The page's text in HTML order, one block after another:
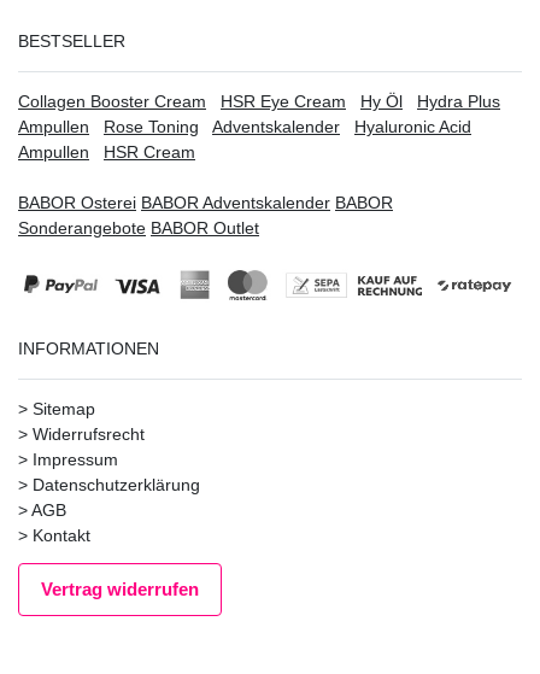
BESTSELLER
Collagen Booster Cream HSR Eye Cream Hy Öl
Hydra Plus
Ampullen
Rose Toning Adventskalender
Hyaluronic Acid
Ampullen
HSR Cream
BABOR Osterei BABOR Adventskalender BABOR
Sonderangebote BABOR Outlet
INFORMATIONEN
> Sitemap
> Widerrufsrecht
> Impressum
> Datenschutzerklärung
>AGB
> Kontakt
Vertrag widerrufen